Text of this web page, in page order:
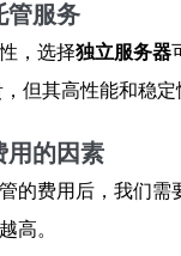
管服务
，选择独立服务器
但其高性能和稳
用的因素
的费用后，我们
高。